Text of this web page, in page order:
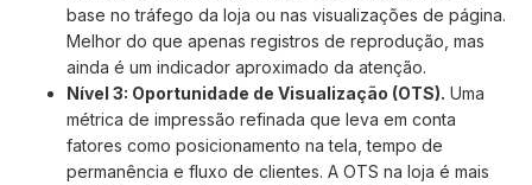
base no tráfego da loja ou nas visualizações de página.
Melhor do que apenas registros de reprodução, mas
ainda é um indicador aproximado da atenção.
Nível 3: Oportunidade de Visualização (OTS). Uma
métrica de impressão refinada que leva em conta
fatores como posicionamento na tela, tempo de
permanência e fluxo de clientes. A OTS na loja é mais